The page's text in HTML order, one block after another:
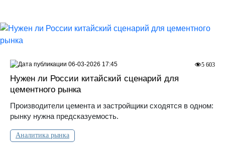
Нужен ли России китайский сценарий для
цементного рынка
Производители цемента и застройщики сходятся в одном:
рынку нужна предсказуемость.
Аналитика рынка
5 603
06-03-2026 17:45